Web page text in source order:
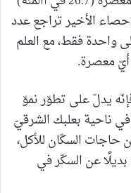
هذا الإحصاء الأخير تراجع عدد
واحدة فقط، مع العلم
يدلّ على تطوّر نموّ
ناحية بعلبك الشرقيّ
حاجات السكّان للأكل،
عن السكّر في